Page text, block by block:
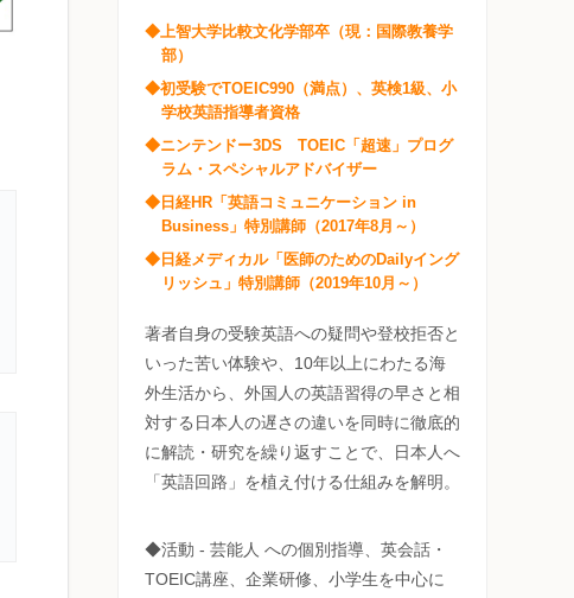
◆上智大学比較文化学部卒（現：国際教養学
部）
◆初受験でTOEIC990（満点）、英検1級、小
学校英語指導者資格
◆ニンテンドー3DS TOEIC「超速」プログ
ラム・スペシャルアドバイザー
◆日経HR「英語コミュニケーション in
Business」特別講師（2017年8月～）
◆日経メディカル「医師のためのDailyイング
リッシュ」特別講師（2019年10月～）
著者自身の受験英語への疑問や登校拒否と
いった苦い体験や、10年以上にわたる海
外生活から、外国人の英語習得の早さと相
対する日本人の遅さの違いを同時に徹底的
に解読・研究を繰り返すことで、日本人へ
「英語回路」を植え付ける仕組みを解明。
◆活動 - 芸能人 への個別指導、英会話・
TOEIC講座、企業研修、小学生を中心に